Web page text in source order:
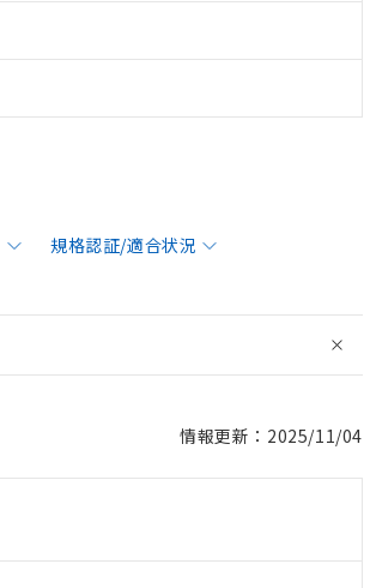
規格認証/適合状況
情報更新：2025/11/04